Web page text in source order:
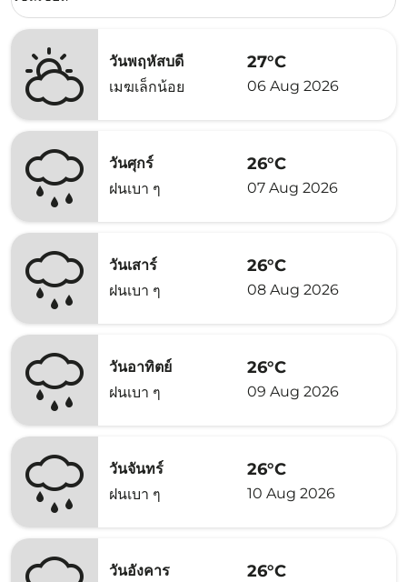
วันพฤหัสบดี
เมฆเล็กน้อย
27°C
06 Aug 2026
วันศุกร์
ฝนเบา ๆ
26°C
07 Aug 2026
วันเสาร์
ฝนเบา ๆ
26°C
08 Aug 2026
วันอาทิตย์
ฝนเบา ๆ
26°C
09 Aug 2026
วันจันทร์
ฝนเบา ๆ
26°C
10 Aug 2026
วันอังคาร
26°C